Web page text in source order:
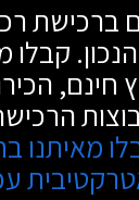
ברכישת
קבלו
חינם,
מאיתנו